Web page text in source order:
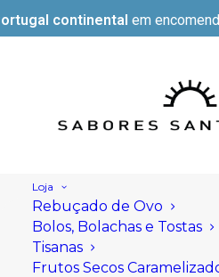
continental em
Loja
Rebuçado de Ovo
Bolos, Bolachas e Tostas
Tisanas
Frutos Secos